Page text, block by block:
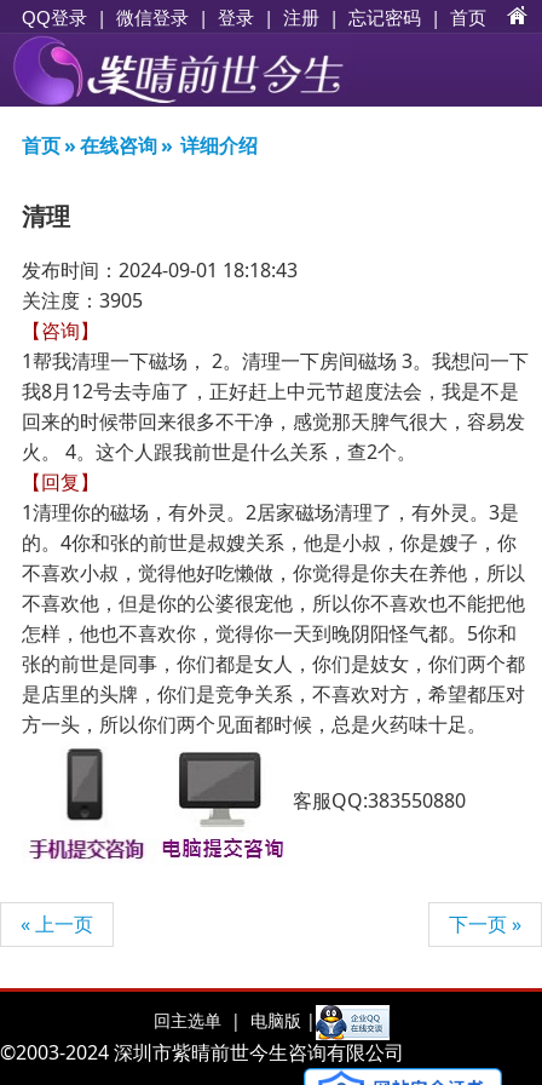
QQ登录 | 微信登录 | 登录 | 注册 | 忘记密码 | 首页
首页»在线咨询» 详细介绍
清理
发布时间：2024-09-01 18:18:43
关注度：3905
【咨询】
1帮我清理一下磁场， 2。清理一下房间磁场 3。我想问一下
我8月12号去寺庙了，正好赶上中元节超度法会，我是不是
回来的时候带回来很多不干净，感觉那天脾气很大，容易发
火。 4。这个人跟我前世是什么关系，查2个。
【回复】
1清理你的磁场，有外灵。2居家磁场清理了，有外灵。3是
的。4你和张的前世是叔嫂关系，他是小叔，你是嫂子，你
不喜欢小叔，觉得他好吃懒做，你觉得是你夫在养他，所以
不喜欢他，但是你的公婆很宠他，所以你不喜欢也不能把他
怎样，他也不喜欢你，觉得你一天到晚阴阳怪气都。5你和
张的前世是同事，你们都是女人，你们是妓女，你们两个都
是店里的头牌，你们是竞争关系，不喜欢对方，希望都压对
方一头，所以你们两个见面都时候，总是火药味十足。
客服QQ:383550880
« 上一页 下一页 »
回主选单 | 电脑版 |
©2003-2024 深圳市紫晴前世今生咨询有限公司